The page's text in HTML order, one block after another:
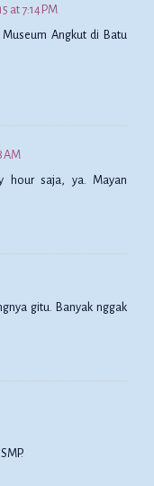
at 7:14 PM
Angkut di Batu
AM
hour saja, ya. Mayan
gitu. Banyak nggak